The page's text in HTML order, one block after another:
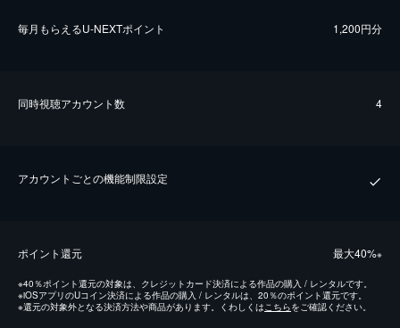
毎⽉もらえるU-NEXTポイント 1,200円分
同時視聴アカウント数 4
アカウントごとの機能制限設定
ポイント還元 最⼤40%※
※40％ポイント還元の対象は、クレジットカード決済による作品の購入 / レンタルです。
※iOSアプリのUコイン決済による作品の購入 / レンタルは、20％のポイント還元です。
※還元の対象外となる決済方法や商品があります。くわしくは こちらをご確認ください。